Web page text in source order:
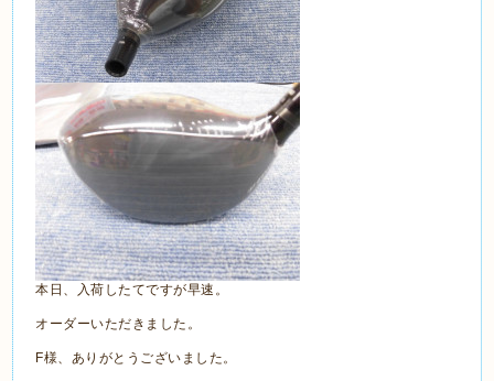
本日、入荷したてですが早速。
オーダーいただきました。
F様、ありがとうございました。